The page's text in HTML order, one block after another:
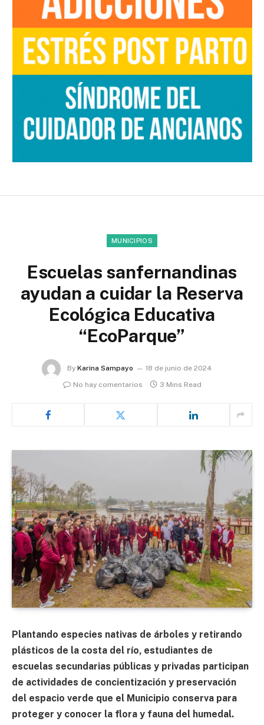
MUNICIPIOS
Escuelas sanfernandinas
ayudan a cuidar la Reserva
Ecológica Educativa
“EcoParque”
By Karina Sampayo
18 de junio de 2024
No hay comentarios
3 Mins Read
Plantando especies nativas de árboles y retirando
plásticos de la costa del río, estudiantes de
escuelas secundarias públicas y privadas participan
de actividades de concientización y preservación
del espacio verde que el Municipio conserva para
proteger y conocer la flora y fauna del humedal.